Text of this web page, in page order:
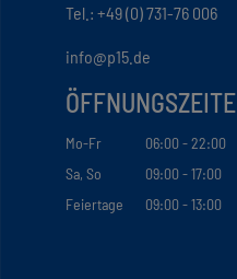
Tel.: +49 (0) 731-76 006
info@p15.de
ÖFFNUNGSZEITE
Mo-Fr
06:00 - 22:00
Sa, So
09:00 - 17:00
Feiertage
09:00 - 13:00